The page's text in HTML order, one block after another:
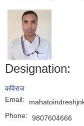
Designation:
कविराज
Email:
Phone:
9807604666